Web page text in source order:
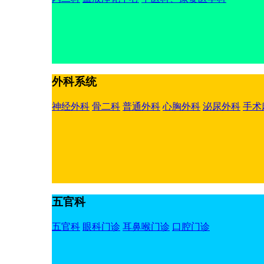
外科系统
神经外科 骨二科 普通外科 心胸外科 泌尿外科 手术
五官科
五官科 眼科门诊 耳鼻喉门诊 口腔门诊